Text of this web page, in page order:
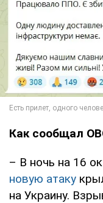
Как сообщал
– В ночь на 16
новую атаку
на Украину.